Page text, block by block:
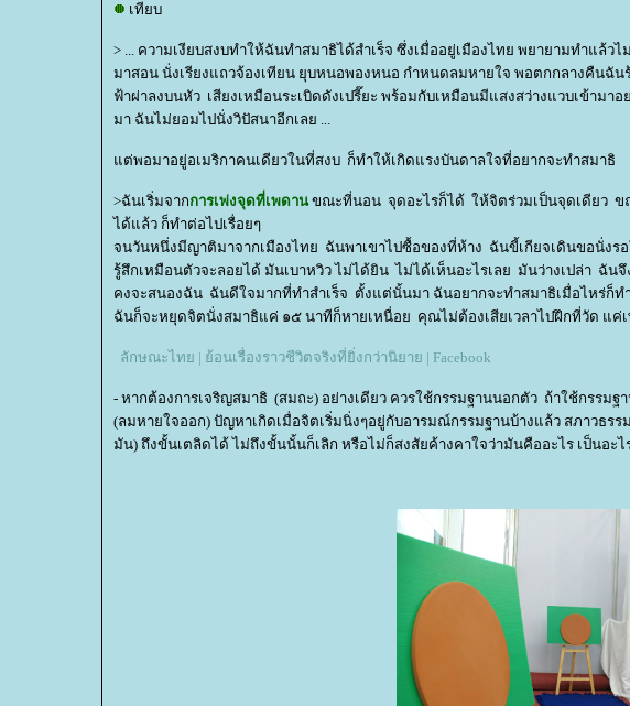
เทียบ
> ... ความเงียบสงบทำให้ฉันทำสมาธิได้สำเร็จ ซึ่งเมื่ออยู่เมืองไทย พยายามทำแล้ว
มาสอน นั่งเรียงแถวจ้องเทียน ยุบหนอพองหนอ กำหนดลมหายใจ พอตกกลางคืนฉั
ฟ้าผ่าลงบนหัว เสียงเหมือนระเบิดดังเปรี๊ยะ พร้อมกับเหมือนมีแสงสว่างแวบเข้าม
มา ฉันไม่ยอมไปนั่งวิปัสนาอีกเลย ...
ต่พอมาอยู่อเมริกาคนเดียวในที่สงบ ก็ทำให้เกิดแรงบันดาลใจที่อยากจะทำสมาธิ
>ฉันเริ่มจากการเพ่งจุดที่เพดานขณะที่นอน จุดอะไรก็ได้ ให้จิตร่วมเป็นจุดเดียว ข
ได้แล้ว ก็ทำต่อไปเรื่อยๆ
จนวันหนึ่งมีญาติมาจากเมืองไทย ฉันพาเขาไปซื้อของที่ห้าง ฉันขี้เกียจเดินขอนั่งร
รู้สึกเหมือนตัวจะลอยได้ มันเบาหวิว ไม่ได้ยิน ไม่ได้เห็นอะไรเลย มันว่างเปล่า ฉั
คงจะสนองฉัน ฉันดีใจมากที่ทำสำเร็จ ตั้งแต่นั้นมา ฉันอยากจะทำสมาธิเมื่อไหร่
ฉันก็จะหยุดจิตนั่งสมาธิแค่ ๑๕ นาทีก็หายเหนื่อย คุณไม่ต้องเสียเวลาไปฝึกที่วัด แค่
ลักษณะไทย | ย้อนเรื่องราวชีวิตจริงที่ยิ่งกว่านิยาย | Facebook
- หากต้องการเจริญสมาธิ (สมถะ) อย่างเดียว ควรใช้กรรมฐานนอกตัว ถ้าใช้กรรม
(ลมหายใจออก) ปัญหาเกิดเมื่อจิตเริ่มนิ่งๆอยู่กับอารมณ์กรรมฐานบ้างแล้ว สภาวธ
มัน) ถึงขั้นเตลิดได้ ไม่ถึงขั้นนั้นก็เลิก หรือไม่ก็สงสัยค้างคาใจว่ามันคืออะไร เป็นอะ